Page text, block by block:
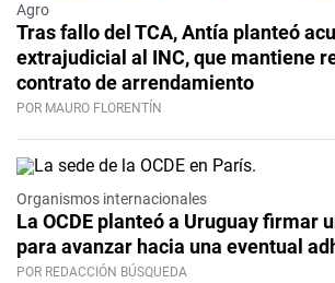
Agro
Tras fallo del TCA, Antía planteó
extrajudicial al INC, que mantiene
contrato de arrendamiento
POR MAURO FLORENTÍN
Organismos internacionales
La OCDE planteó a Uruguay firmar
para avanzar hacia una eventual
POR REDACCIÓN BÚSQUEDA